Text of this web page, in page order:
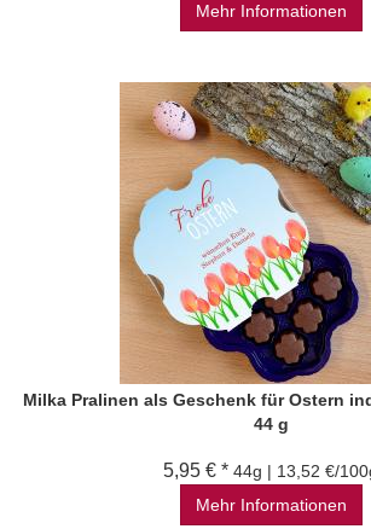
Mehr Informationen
Milka Pralinen als Geschenk für Ostern
44 g
5,95 € * 44g | 13,52 €/
Mehr Informationen